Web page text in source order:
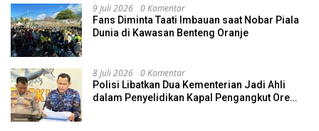
9 Juli 2026 0 Komentar
Fans Diminta Taati Imbauan saat Nobar Piala
Dunia di Kawasan Benteng Oranje
8 Juli 2026 0 Komentar
Polisi Libatkan Dua Kementerian Jadi Ahli
dalam Penyelidikan Kapal Pengangkut Ore